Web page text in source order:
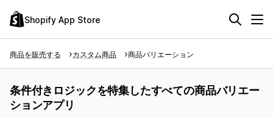
Shopify App Store
商品を販売する カスタム商品 商品バリエーション
条件付きロジックを特集したすべての商品バリエー
ションアプリ